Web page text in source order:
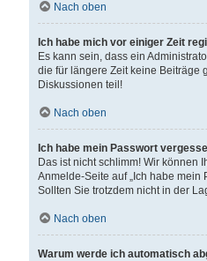
Nach oben
Ich habe mich vor einiger Zeit
Es kann sein, dass ein
die für längere Zeit keine Beiträge
Diskussionen teil!
Nach oben
Ich habe mein Passwort
Das ist nicht schlimm! Wir können
Anmelde-Seite auf „Ich habe
Sollten Sie trotzdem nicht in der
Nach oben
Warum werde ich automatisch